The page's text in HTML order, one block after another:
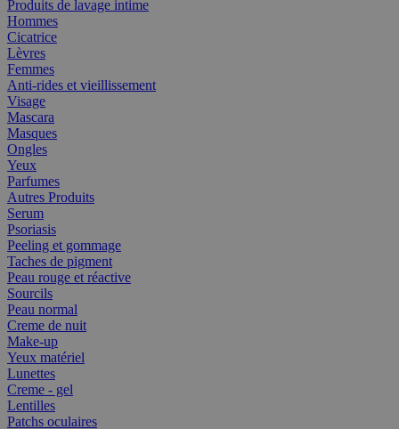
Produits de lavage intime
Hommes
Cicatrice
Lèvres
Femmes
Anti-rides et vieillissement
Visage
Mascara
Masques
Ongles
Yeux
Parfumes
Autres Produits
Serum
Psoriasis
Peeling et gommage
Taches de pigment
Peau rouge et réactive
Sourcils
Peau normal
Creme de nuit
Make-up
Yeux matériel
Lunettes
Creme - gel
Lentilles
Patchs oculaires